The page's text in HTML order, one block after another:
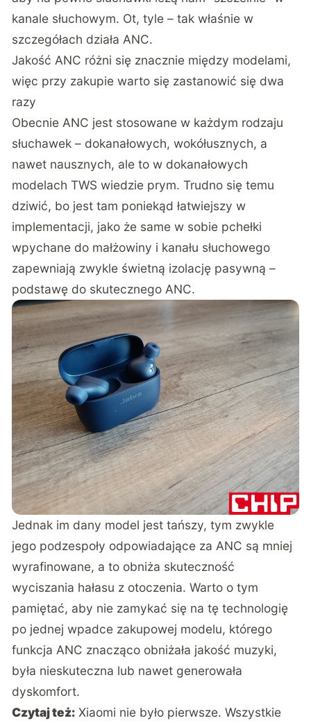
kanale słuchowym. Ot, tyle – tak właśnie w
szczegółach działa ANC.
Jakość ANC różni się znacznie między modelami,
więc przy zakupie warto się zastanowić się dwa
razy
Obecnie ANC jest stosowane w każdym rodzaju
słuchawek – dokanałowych, wokółusznych, a
nawet nausznych, ale to w dokanałowych
modelach TWS wiedzie prym. Trudno się temu
dziwić, bo jest tam poniekąd łatwiejszy w
implementacji, jako że same w sobie pchełki
wpychane do małżowiny i kanału słuchowego
zapewniają zwykle świetną izolację pasywną –
podstawę do skutecznego ANC.
Jednak im dany model jest tańszy, tym zwykle
jego podzespoły odpowiadające za ANC są mniej
wyrafinowane, a to obniża skuteczność
wyciszania hałasu z otoczenia. Warto o tym
pamiętać, aby nie zamykać się na tę technologię
po jednej wpadce zakupowej modelu, którego
funkcja ANC znacząco obniżała jakość muzyki,
była nieskuteczna lub nawet generowała
dyskomfort.
Czytaj też: Xiaomi nie było pierwsze. Wszystkie